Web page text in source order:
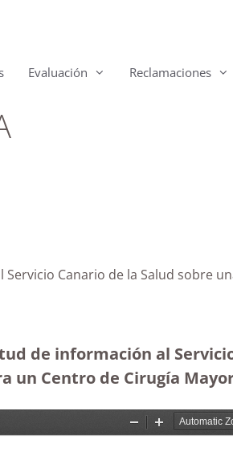
Evaluación Reclamaciones
Servicio Canario de la Salud sobre
de información al
un Centro de Cirugía